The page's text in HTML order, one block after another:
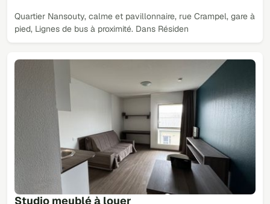
Quartier Nansouty, calme et pavillonnaire, rue Crampel, gare à
pied, Lignes de bus à proximité. Dans Résiden
Studio meublé à louer